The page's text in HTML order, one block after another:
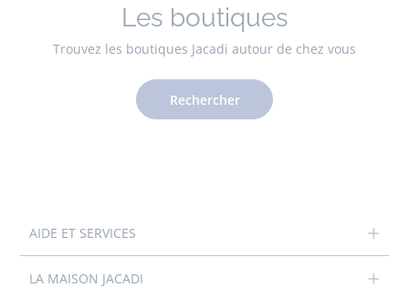
Les boutiques
Trouvez les boutiques Jacadi autour de chez vous
Rechercher
AIDE ET SERVICES
LA MAISON JACADI